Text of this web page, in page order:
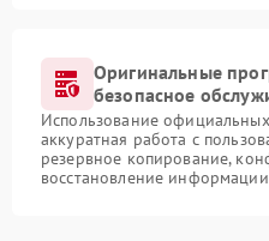
Оригинальные
безопасное
Использование
аккуратная работа с
резервное копирование,
восстановление